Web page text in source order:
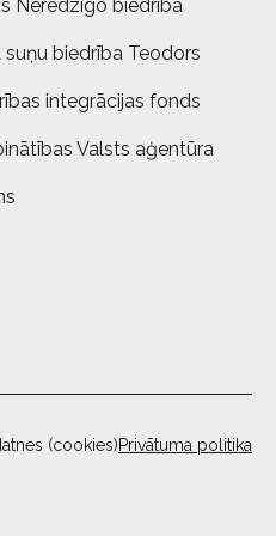
Neredzīgo biedrība
suņu biedrība Teodors
integrācijas fonds
Valsts aģentūra
(cookies)Privātuma politika